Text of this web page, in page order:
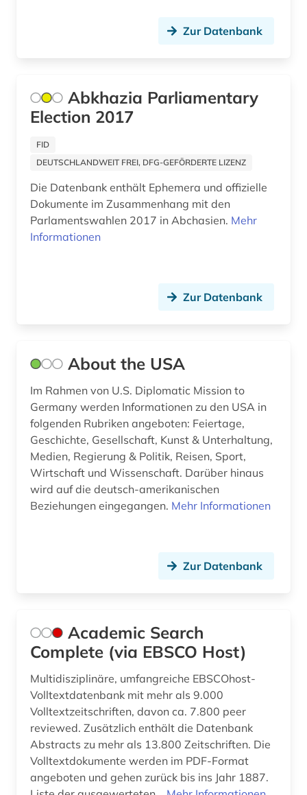
beruf (1)
beschluss (1)
bestand (1)
bevölkerungsumfrage (1)
bewaffneter konflikt (1)
bezirk unterfranken mandatsträger
geschichte 1829 (1)
bibliografie (30)
bibliografie 1945 (1)
bibliothekskatalog plus (1)
biblische studien (1)
bilanz (1)
bilddatenbank (2)
bildung (8)
Zur Datenbank
Abkhazia Parliamentary
Election 2017
FID
DEUTSCHLANDWEIT FREI, DFG-GEFÖRDERTE LIZENZ
Die Datenbank enthält Ephemera und offizielle
Dokumente im Zusammenhang mit den
Parlamentswahlen 2017 in Abchasien. Mehr
Informationen
Zur Datenbank
About the USA
Im Rahmen von U.S. Diplomatic Mission to
Germany werden Informationen zu den USA in
folgenden Rubriken angeboten: Feiertage,
Geschichte, Gesellschaft, Kunst & Unterhaltung,
Medien, Regierung & Politik, Reisen, Sport,
Wirtschaft und Wissenschaft. Darüber hinaus
wird auf die deutsch-amerikanischen
Beziehungen eingegangen. Mehr Informationen
Zur Datenbank
Academic Search
Complete (via EBSCO Host)
Multidisziplinäre, umfangreiche EBSCOhost-
Volltextdatenbank mit mehr als 9.000
Volltextzeitschriften, davon ca. 7.800 peer
reviewed. Zusätzlich enthält die Datenbank
Abstracts zu mehr als 13.800 Zeitschriften. Die
Volltextdokumente werden im PDF-Format
angeboten und gehen zurück bis ins Jahr 1887.